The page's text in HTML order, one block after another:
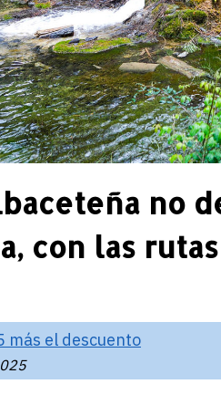
no
con las
más el descuento